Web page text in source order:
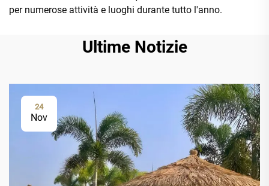
per numerose attività e luoghi durante tutto l'anno.
Ultime Notizie
24
Nov